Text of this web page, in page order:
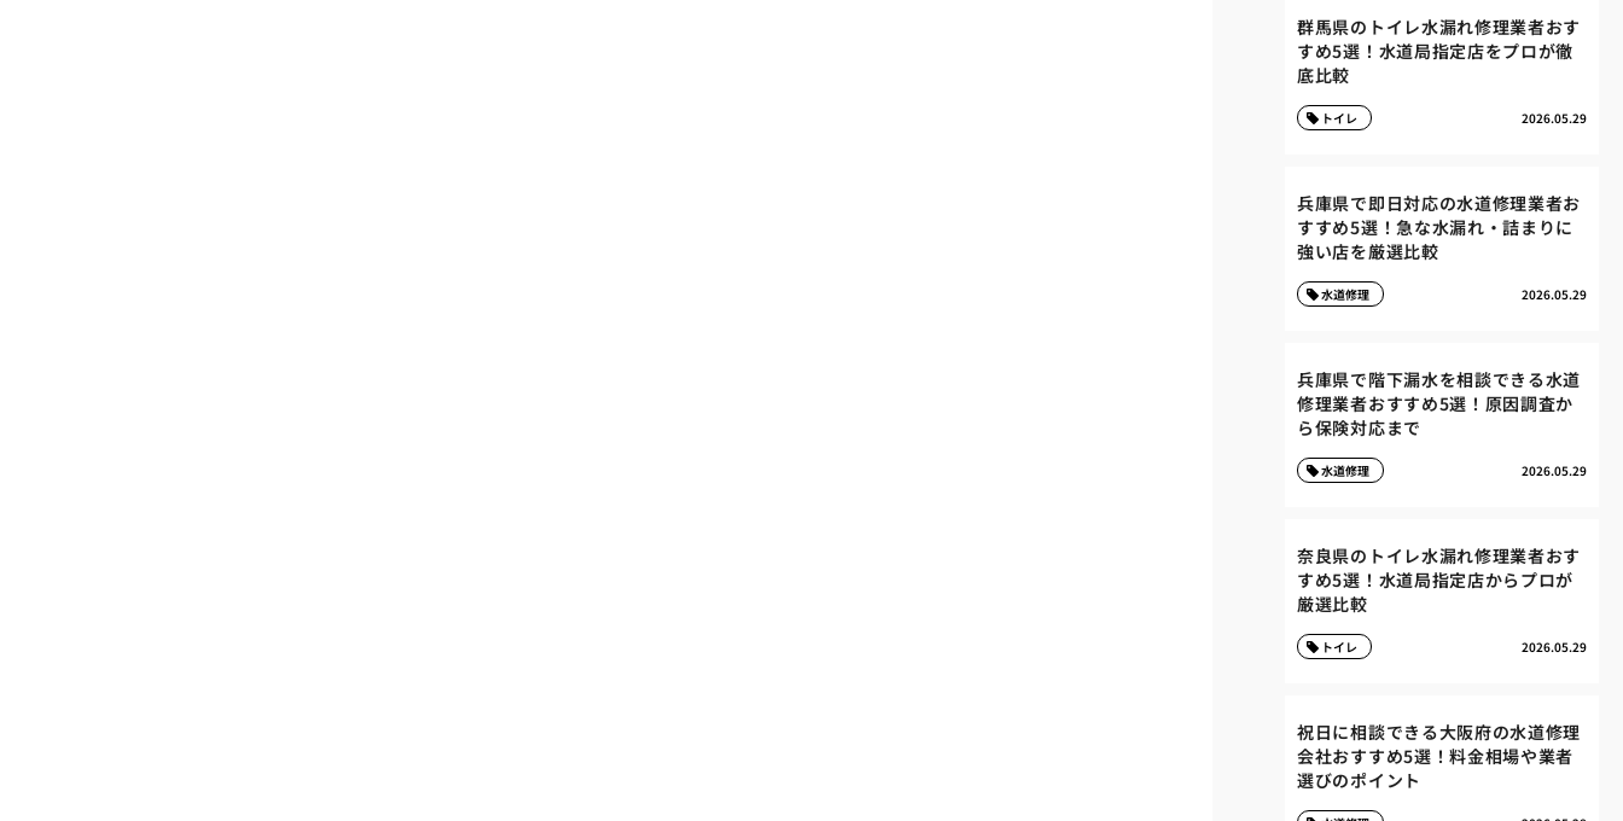
群馬県のトイレ水漏れ修理業者おす
すめ5選！水道局指定店をプロが徹
底比較
2026.05.29
トイレ
兵庫県で即日対応の水道修理業者お
すすめ5選！急な水漏れ・詰まりに
強い店を厳選比較
2026.05.29
水道修理
兵庫県で階下漏水を相談できる水道
修理業者おすすめ5選！原因調査か
ら保険対応まで
2026.05.29
水道修理
奈良県のトイレ水漏れ修理業者おす
すめ5選！水道局指定店からプロが
厳選比較
2026.05.29
トイレ
祝日に相談できる大阪府の水道修理
会社おすすめ5選！料金相場や業者
選びのポイント